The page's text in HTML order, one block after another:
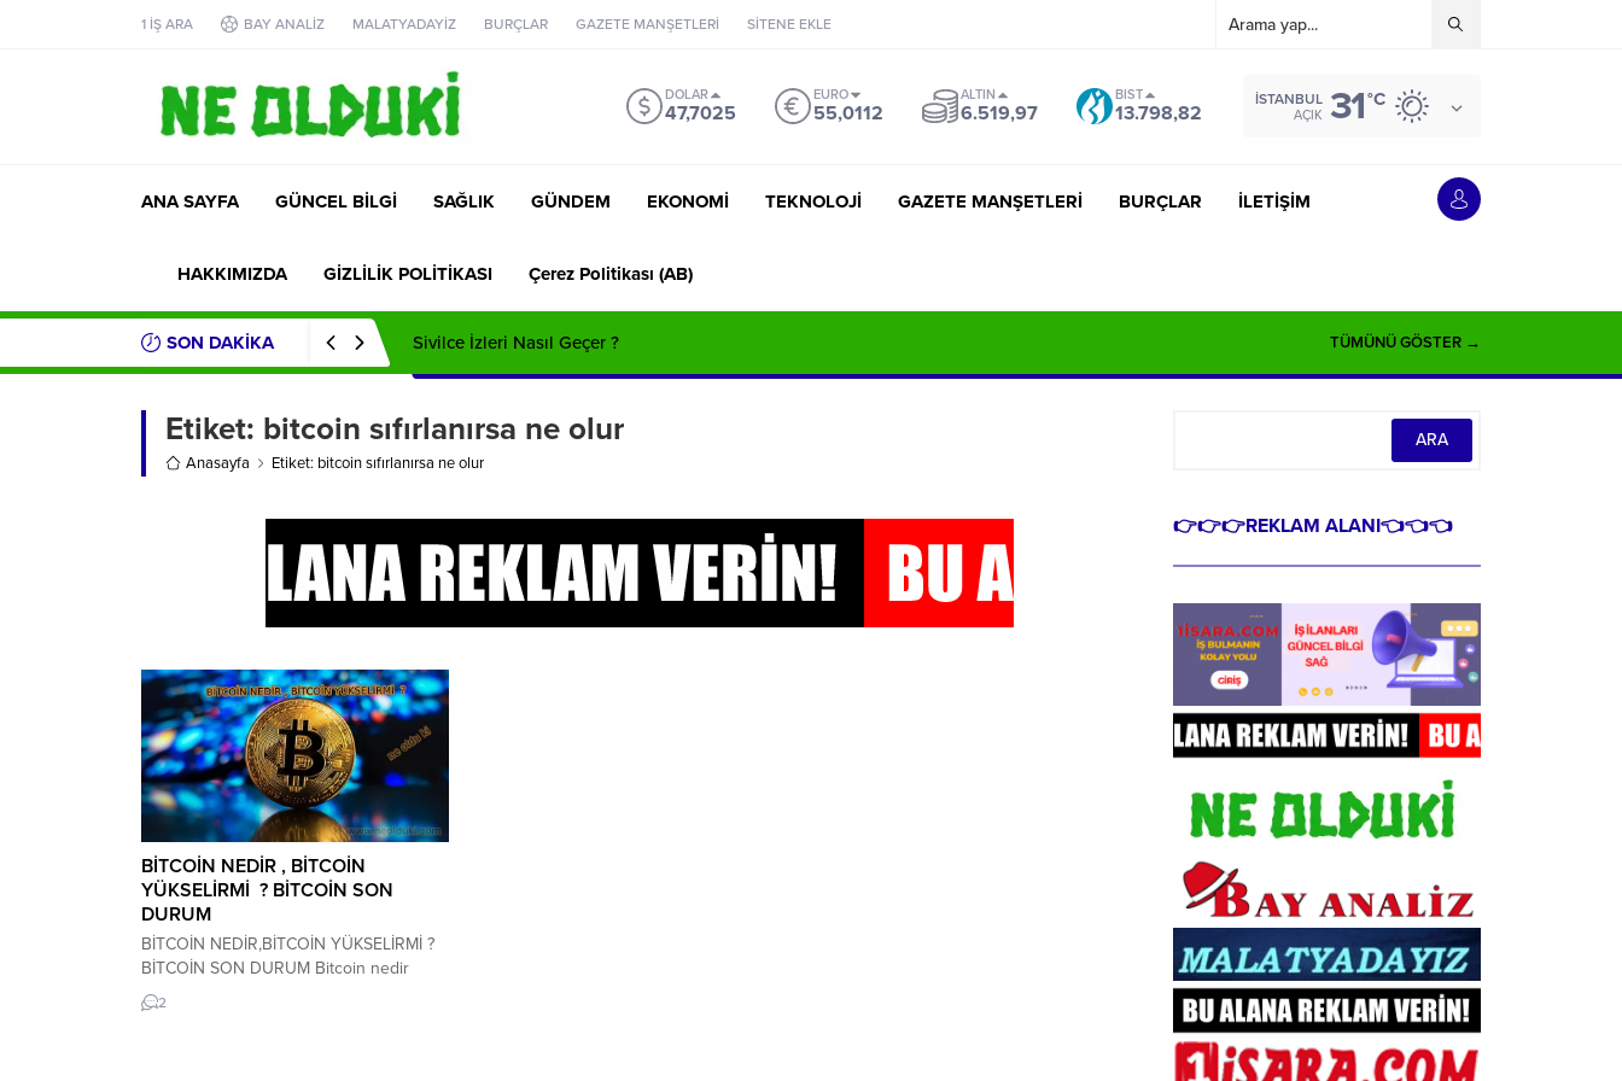
1 İŞ ARA BAY ANALİZ MALATYADAYİZ BURÇLAR GAZETE MANŞETLERİ SİTENE EKLE
DOLAR
47,7025
EURO
55,0112
ALTIN
6.519,97
BIST
13.798,82
İSTANBUL
AÇIK 31°C
ANA SAYFA GÜNCEL BİLGİ SAĞLIK GÜNDEM EKONOMİ TEKNOLOJİ GAZETE MANŞETLERİ BURÇLAR İLETİŞİM
HAKKIMIZDA GİZLİLİK POLİTİKASI Çerez Politikası (AB)
SON DAKİKA Sivilce İzleri Nasıl Geçer ? TÜMÜNÜ GÖSTER →
Etiket: bitcoin sıfırlanırsa ne olur
Anasayfa Etiket: bitcoin sıfırlanırsa ne olur
BİTCOİN NEDİR , BİTCOİN
YÜKSELİRMİ ? BİTCOİN SON
DURUM
BİTCOİN NEDİR,BİTCOİN YÜKSELİRMİ ?
BİTCOİN SON DURUM Bitcoin nedir
,Bitcoin yükselebilir mi ? Bitcoin son
durumu nedir ? Ne zaman çıkışa geçer ?
2
👉👉👉REKLAM ALANI👈👈👈